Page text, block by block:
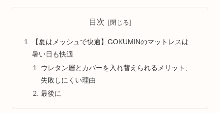
目次
【夏はメッシュで快適】GOKUMINのマットレスは
暑い日も快適
ウレタン層とカバーを入れ替えられるメリット、
失敗しにくい理由
最後に